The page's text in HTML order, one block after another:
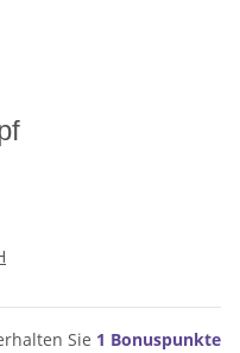
Sie 1 Bonuspunkte